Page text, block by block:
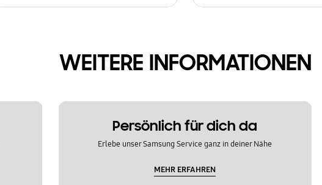
WEITERE INFORMATIONEN
Persönlich für dich da
Erlebe unser Samsung Service ganz in deiner Nähe
MEHR ERFAHREN